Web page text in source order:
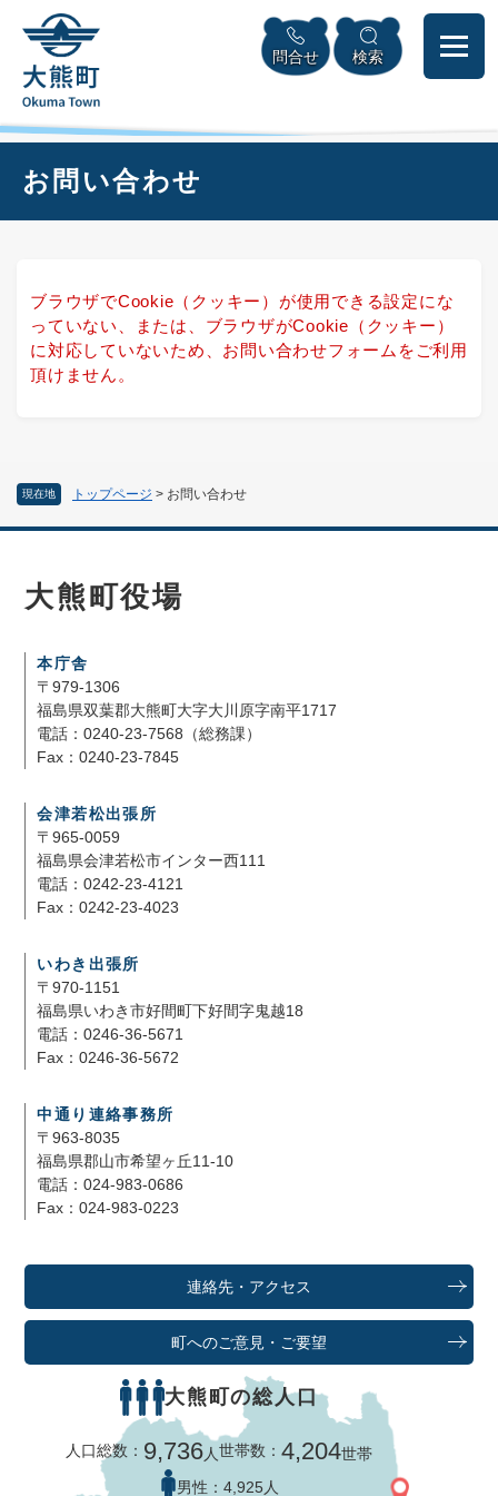
頭
メニューを飛ばして本文へ
問合せ 検索
現在地 トップページ > お問い合わせ
お問い合わせ
ブラウザでCookie（クッキー）が使用できる設定にな
っていない、または、ブラウザがCookie（クッキー）
に対応していないため、お問い合わせフォームをご利用
頂けません。
大熊町役場
本庁舎
〒979-1306
福島県双葉郡大熊町大字大川原字南平1717
電話：0240-23-7568（総務課）
Fax：0240-23-7845
会津若松出張所
〒965-0059
福島県会津若松市インター西111
電話：0242-23-4121
Fax：0242-23-4023
いわき出張所
〒970-1151
福島県いわき市好間町下好間字鬼越18
電話：0246-36-5671
Fax：0246-36-5672
中通り連絡事務所
〒963-8035
福島県郡山市希望ヶ丘11-10
電話：024-983-0686
Fax：024-983-0223
連絡先・アクセス
町へのご意見・ご要望
大熊町の総人口
人口総数： 9,736人世帯数：4,204世帯
男性： 4,925人